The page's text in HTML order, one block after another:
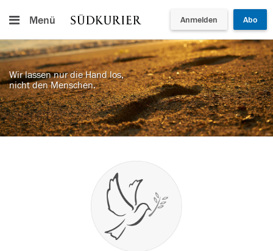
Menü Anmelden Abo
Wir lassen nur die Hand los,
nicht den Menschen.